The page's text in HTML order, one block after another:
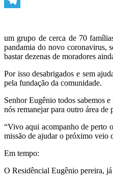
um grupo de cerca de 70
pandamia do novo coronavirus,
bastar dezenas de moradores
Por isso desabrigados e sem
pela fundação da comunidade.
Senhor Eugênio todos sabemos
nós remanejar para outro área
“Vivo aqui acompanho de perto
missão de ajudar o próximo veio
Em tempo:
O Residêncial Eugênio pereira,